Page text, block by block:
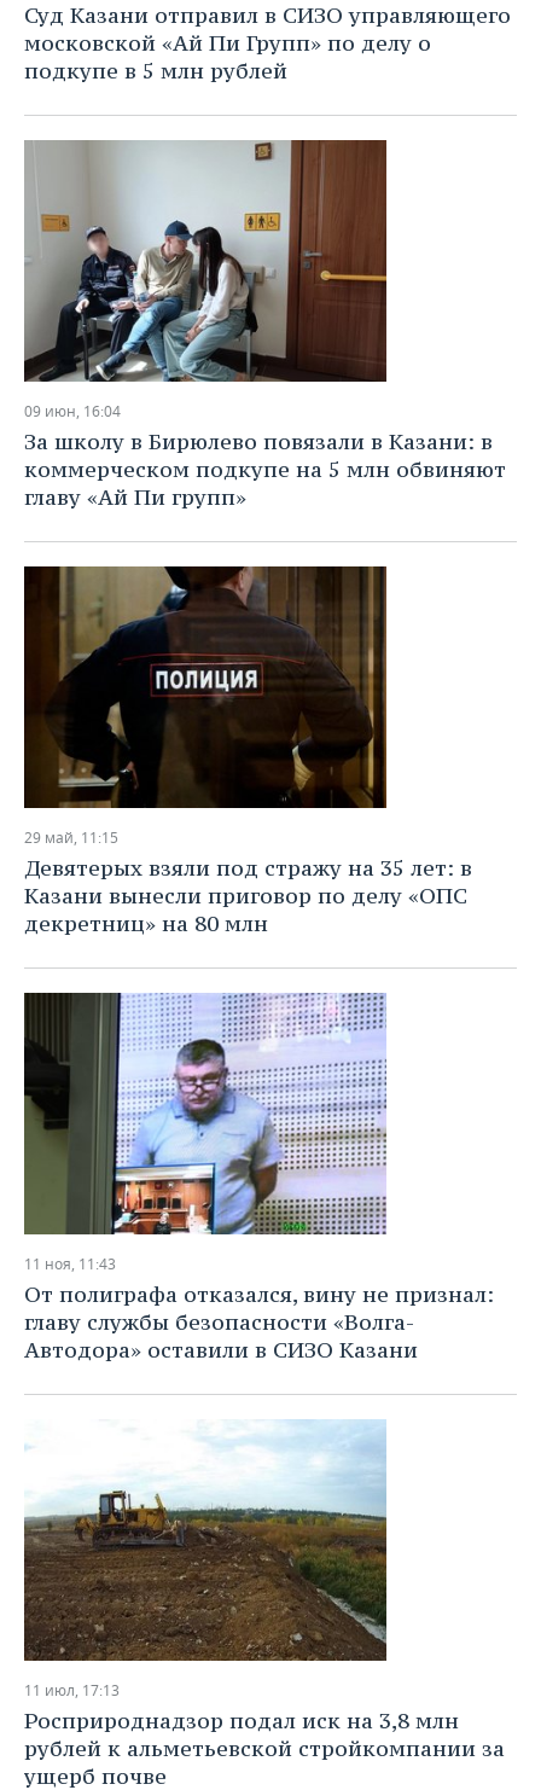
Суд Казани отправил в СИЗО управляющего
московской «Ай Пи Групп» по делу о
подкупе в 5 млн рублей
09 июн, 16:04
За школу в Бирюлево повязали в Казани: в
коммерческом подкупе на 5 млн обвиняют
главу «Ай Пи групп»
29 май, 11:15
Девятерых взяли под стражу на 35 лет: в
Казани вынесли приговор по делу «ОПС
декретниц» на 80 млн
11 ноя, 11:43
От полиграфа отказался, вину не признал:
главу службы безопасности «Волга-
Автодора» оставили в СИЗО Казани
11 июл, 17:13
Росприроднадзор подал иск на 3,8 млн
рублей к альметьевской стройкомпании за
ущерб почве